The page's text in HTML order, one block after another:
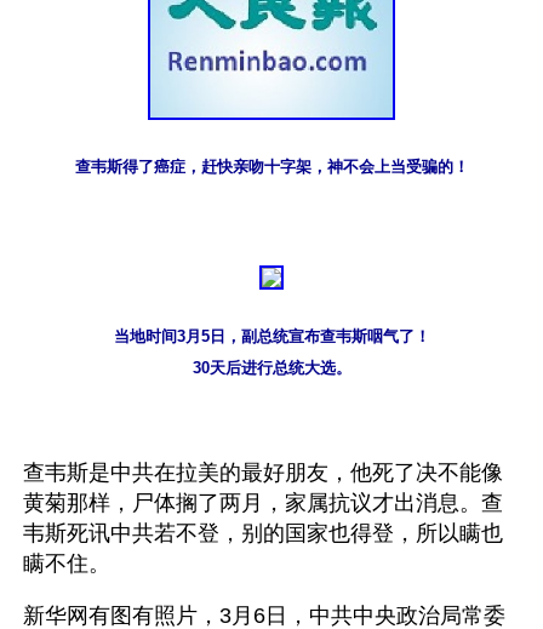
查韦斯得了癌症，赶快亲吻十字架，神不会上当受骗的！
当地时间3月5日，副总统宣布查韦斯咽气了！
30天后进行总统大选。
查韦斯是中共在拉美的最好朋友，他死了决不能像
黄菊那样，尸体搁了两月，家属抗议才出消息。查
韦斯死讯中共若不登，别的国家也得登，所以瞒也
瞒不住。
新华网有图有照片，3月6日，中共中央政治局常委